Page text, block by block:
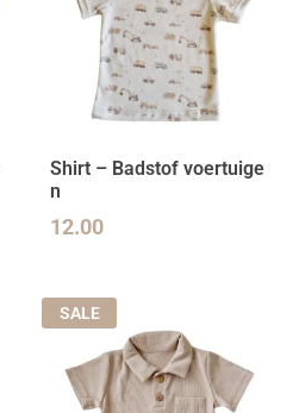
Shirt – Badstof voertuige
n
12.00
SALE